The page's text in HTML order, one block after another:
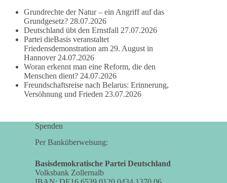
377 168 37 Auf Facebook ansehen
DieBasis
2 Tage(n) zuvor
Wusstest du, dass ein guter Antrag nicht besser
oder schlechter wird, nur weil er von einer
bestimmten Partei kommt?
Pflege, Wirtschaft, Infrastruktur und die
Kommunen. Diese Probleme werden nicht
und erst danach auf den Inhalt geschaut wird.
Grundrechte der Natur – ein Angriff auf das
Grundgesetz? 28.07.2026
Deutschland übt den Ernstfall 27.07.2026
Partei dieBasis veranstaltet
Friedensdemonstration am 29. August in
Hannover 24.07.2026
Woran erkennt man eine Reform, die den
Menschen dient? 24.07.2026
Freundschaftsreise nach Belarus: Erinnerung,
Versöhnung und Frieden 23.07.2026
Spenden
Per Banküberweisung:
Basisdemokratische Partei Deutschland
Volksbank Zollernalb